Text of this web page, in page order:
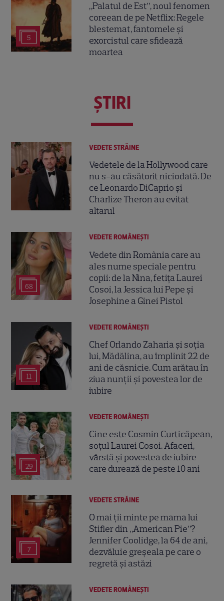
5
„Palatul de Est”, noul fenomen
coreean de pe Netflix: Regele
blestemat, fantomele și
exorcistul care sfidează
moartea
ŞTIRI
VEDETE STRĂINE
Vedetele de la Hollywood care
nu s-au căsătorit niciodată. De
ce Leonardo DiCaprio și
Charlize Theron au evitat
altarul
68
VEDETE ROMÂNEŞTI
Vedete din România care au
ales nume speciale pentru
copii: de la Nina, fetița Laurei
Cosoi, la Jessica lui Pepe și
Josephine a Ginei Pistol
11
VEDETE ROMÂNEŞTI
Chef Orlando Zaharia și soția
lui, Mădălina, au împlinit 22 de
ani de căsnicie. Cum arătau în
ziua nunții și povestea lor de
iubire
29
VEDETE ROMÂNEŞTI
Cine este Cosmin Curticăpean,
soțul Laurei Cosoi. Afaceri,
vârstă și povestea de iubire
care durează de peste 10 ani
7
VEDETE STRĂINE
O mai ții minte pe mama lui
Stifler din „American Pie”?
Jennifer Coolidge, la 64 de ani,
dezvăluie greșeala pe care o
regretă și astăzi
VEDETE ROMÂNEŞTI